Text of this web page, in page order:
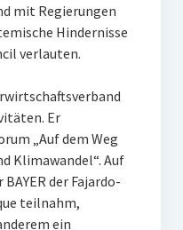
mit Regierungen
Hindernisse
verlauten.
Er
„Auf dem Weg
Klimawandel“. Auf
der Fajardo-
teilnahm,
ein